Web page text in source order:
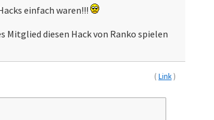
einfach waren!!!
Mitglied diesen Hack von Ranko spielen
(Link)